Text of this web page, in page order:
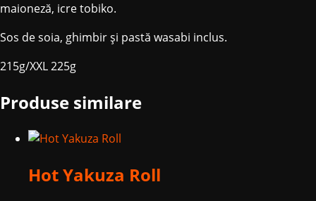
maioneză, icre tobiko.
Sos de soia, ghimbir și pastă wasabi inclus.
215g/XXL 225g
Produse similare
Hot Yakuza Roll